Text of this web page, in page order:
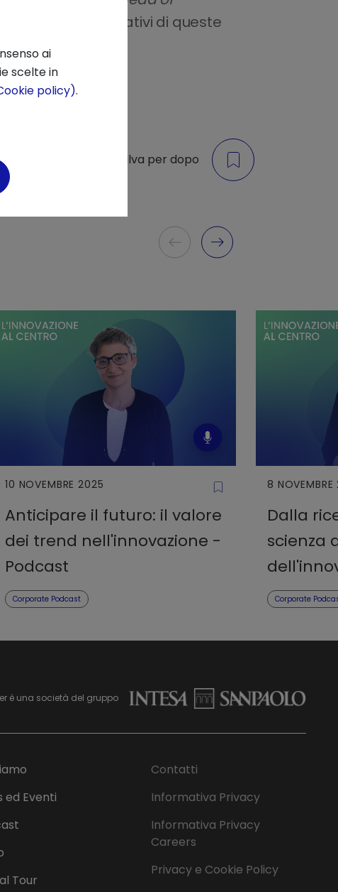
gli ambiti applicativi di queste
Salva per dopo
10 NOVEMBRE 2025
Anticipare il futuro: il valore
dei trend nell'innovazione -
Podcast
Corporate Podcast
8
Dalla
scienza
Corporate
è una società del gruppo
ed Eventi
Tour
Contatti
Informativa Privacy
Informativa Privacy
Careers
Privacy e Cookie Policy
ai
scelte in
policy).